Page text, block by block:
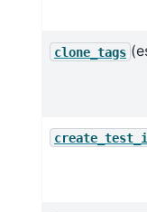
clone_tags